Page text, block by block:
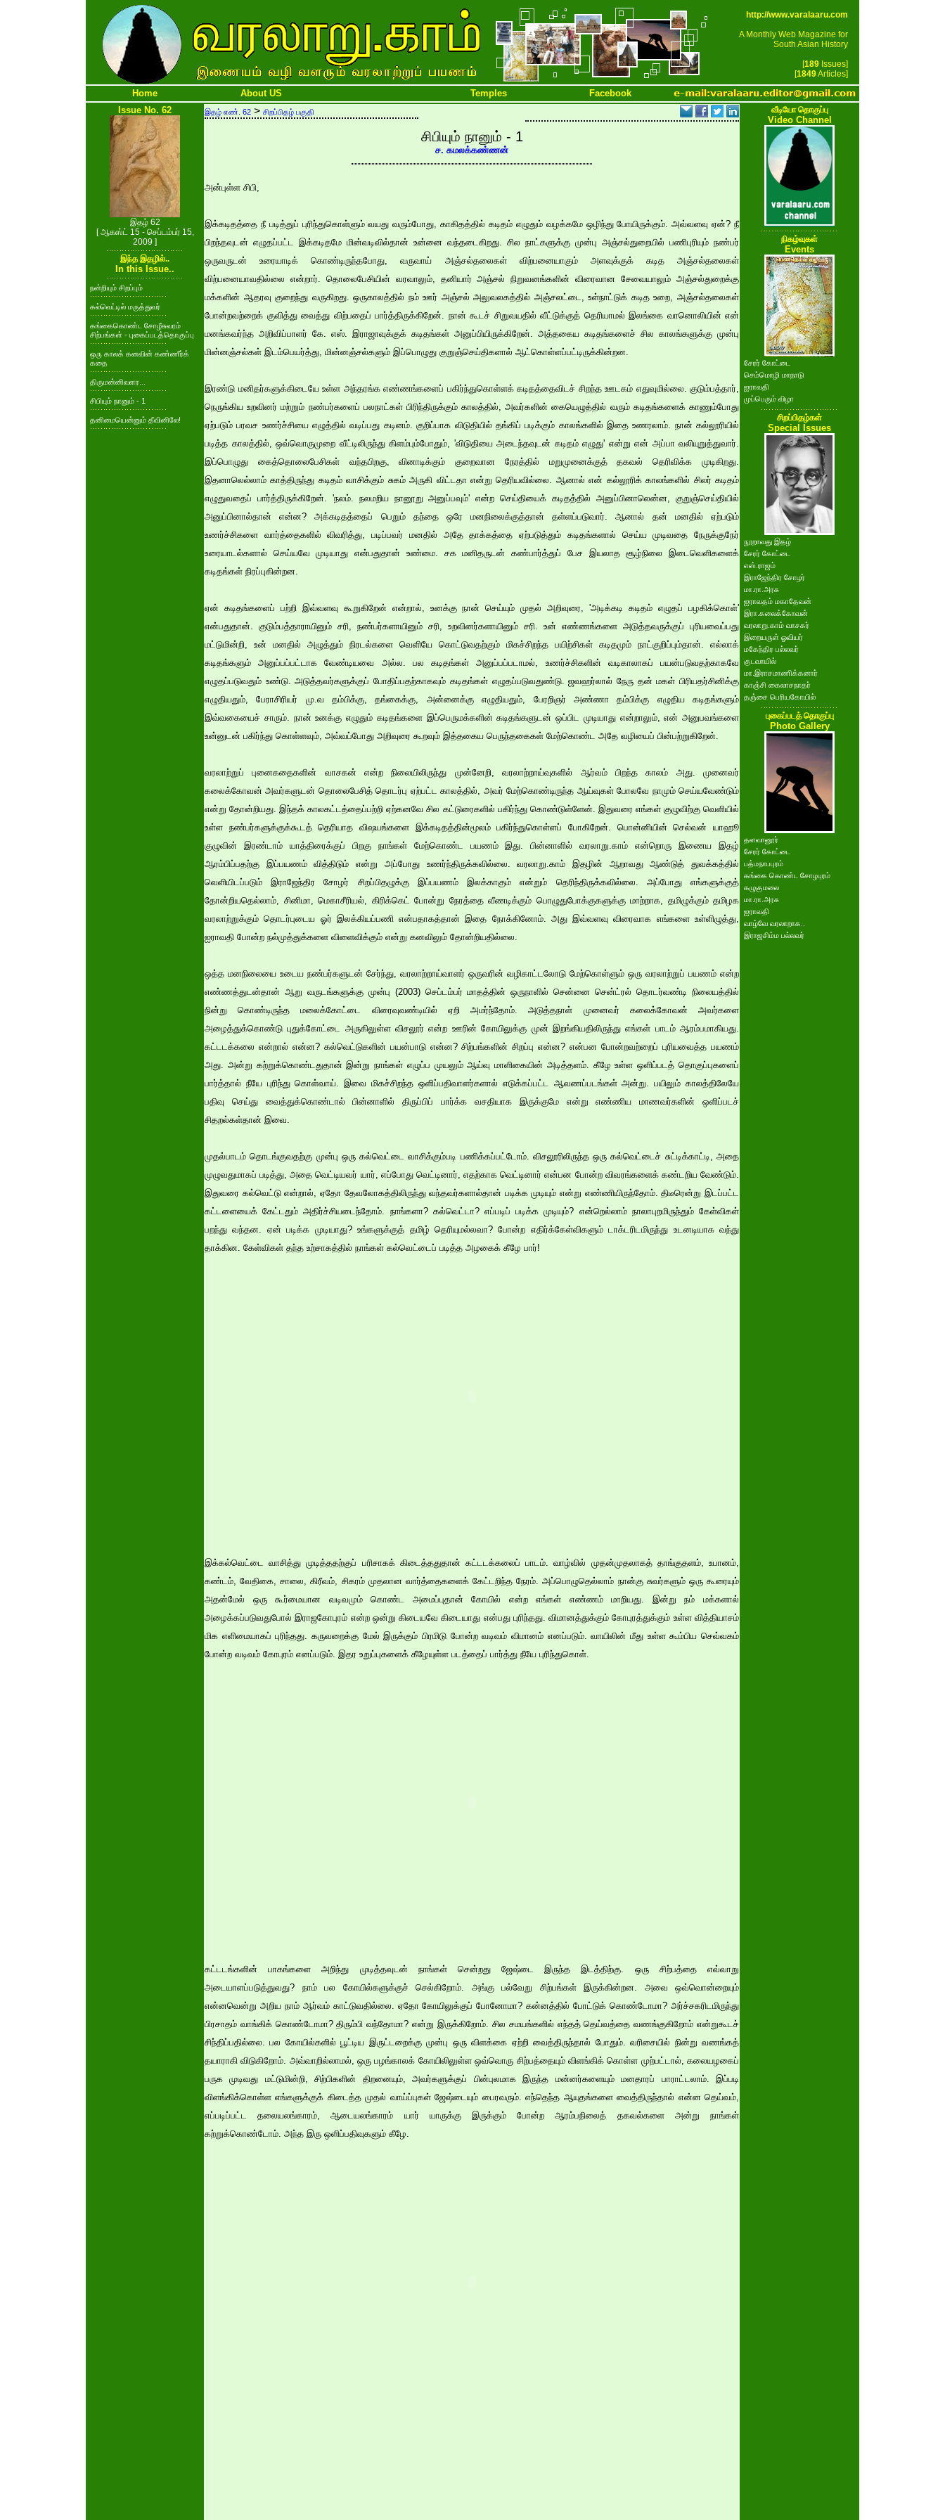
http://www.varalaaru.com
A Monthly Web Magazine for
South Asian History
[189Issues]
[1849Articles]
Home About US Temples
Facebook
Issue No. 62
இதழ் 62
[ ஆகஸ்ட் 15 - செப்டம்பர் 15,
2009 ]
இந்த இதழில்..
In this Issue..
நன்றியும் சிறப்பும்
கல்வெட்டில் மருத்துவர்
கங்கைகொண்ட சோழீசுவரம்
சிற்பங்கள் - புகைப்படத்தொகுப்பு
ஒரு காலக் கனவின் கண்ணீர்க்
கதை
திருமன்னிவளர...
சிபியும் நானும் - 1
தனிமையென்னும் தீவினிலே!
இதழ் எண். 62 > சிறப்பிதழ் பகுதி
சிபியும் நானும் - 1
ச. கமலக்கண்ணன்
அன்புள்ள சிபி,
இக்கடிதத்தை நீ படித்துப் புரிந்துகொள்ளும் வயது வரும்போது, காகிதத்தில் கடிதம் எழுதும் வழக்கமே ஒழிந்து போயிருக்கும். அவ்வளவு ஏன்? நீ
பிறந்தவுடன் எழுதப்பட்ட இக்கடிதமே மின்வடிவில்தான் உன்னை வந்தடைகிறது. சில நாட்களுக்கு முன்பு அஞ்சல்துறையில் பணிபுரியும் நண்பர்
ஒருவருடன் உரையாடிக் கொண்டிருந்தபோது, வருவாய் அஞ்சல்தலைகள் விற்பனையாகும் அளவுக்குக் கடித அஞ்சல்தலைகள்
விற்பனையாவதில்லை என்றார். தொலைபேசியின் வரவாலும், தனியார் அஞ்சல் நிறுவனங்களின் விரைவான சேவையாலும் அஞ்சல்துறைக்கு
மக்களின் ஆதரவு குறைந்து வருகிறது. ஒருகாலத்தில் நம் ஊர் அஞ்சல் அலுவலகத்தில் அஞ்சலட்டை, உள்நாட்டுக் கடித உறை, அஞ்சல்தலைகள்
போன்றவற்றைக் குவித்து வைத்து விற்பதைப் பார்த்திருக்கிறேன். நான் கூடச் சிறுவயதில் வீட்டுக்குத் தெரியாமல் இலங்கை வானொலியின் என்
மனங்கவர்ந்த அறிவிப்பாளர் கே. எஸ். இராஜாவுக்குக் கடிதங்கள் அனுப்பியிருக்கிறேன். அத்தகைய கடிதங்களைச் சில காலங்களுக்கு முன்பு
மின்னஞ்சல்கள் இடம்பெயர்த்து, மின்னஞ்சல்களும் இப்பொழுது குறுஞ்செய்திகளால் ஆட்கொள்ளப்பட்டிருக்கின்றன.
இரண்டு மனிதர்களுக்கிடையே உள்ள அந்தரங்க எண்ணங்களைப் பகிர்ந்துகொள்ளக் கடிதத்தைவிடச் சிறந்த ஊடகம் எதுவுமில்லை. குடும்பத்தார்,
நெருங்கிய உறவினர் மற்றும் நண்பர்களைப் பலநாட்கள் பிரிந்திருக்கும் காலத்தில், அவர்களின் கையெழுத்தில் வரும் கடிதங்களைக் காணும்போது
ஏற்படும் பரவச உணர்ச்சியை எழுத்தில் வடிப்பது கடினம். குறிப்பாக விடுதியில் தங்கிப் படிக்கும் காலங்களில் இதை உணரலாம். நான் கல்லூரியில்
படித்த காலத்தில், ஒவ்வொருமுறை வீட்டிலிருந்து கிளம்பும்போதும், 'விடுதியை அடைந்தவுடன் கடிதம் எழுது' என்று என் அப்பா வலியுறுத்துவார்.
இப்பொழுது கைத்தொலைபேசிகள் வந்தபிறகு, வினாடிக்கும் குறைவான நேரத்தில் மறுமுனைக்குத் தகவல் தெரிவிக்க முடிகிறது.
இதனாலெல்லாம் காத்திருந்து கடிதம் வாசிக்கும் சுகம் அருகி விட்டதா என்று தெரியவில்லை. ஆனால் என் கல்லூரிக் காலங்களில் சிலர் கடிதம்
எழுதுவதைப் பார்த்திருக்கிறேன். 'நலம். நலமறிய நானூறு அனுப்பவும்' என்ற செய்தியைக் கடிதத்தில் அனுப்பினாலென்ன, குறுஞ்செய்தியில்
அனுப்பினால்தான் என்ன? அக்கடிதத்தைப் பெறும் தந்தை ஒரே மனநிலைக்குத்தான் தள்ளப்படுவார். ஆனால் தன் மனதில் ஏற்படும்
உணர்ச்சிகளை வார்த்தைகளில் விவரித்து, படிப்பவர் மனதில் அதே தாக்கத்தை ஏற்படுத்தும் கடிதங்களால் செய்ய முடிவதை நேருக்குநேர்
உரையாடல்களால் செய்யவே முடியாது என்பதுதான் உண்மை. சக மனிதருடன் கண்பார்த்துப் பேச இயலாத சூழ்நிலை இடைவெளிகளைக்
கடிதங்கள் நிரப்புகின்றன.
ஏன் கடிதங்களைப் பற்றி இவ்வளவு கூறுகிறேன் என்றால், உனக்கு நான் செய்யும் முதல் அறிவுரை, 'அடிக்கடி கடிதம் எழுதப் பழகிக்கொள்'
என்பதுதான். குடும்பத்தாராயினும் சரி, நண்பர்களாயினும் சரி, உறவினர்களாயினும் சரி. உன் எண்ணங்களை அடுத்தவருக்குப் புரியவைப்பது
மட்டுமின்றி, உன் மனதில் அழுத்தும் நிரடல்களை வெளியே கொட்டுவதற்கும் மிகச்சிறந்த பயிற்சிகள் கடிதமும் நாட்குறிப்பும்தான். எல்லாக்
கடிதங்களும் அனுப்பப்பட்டாக வேண்டியவை அல்ல. பல கடிதங்கள் அனுப்பப்படாமல், உணர்ச்சிகளின் வடிகாலாகப் பயன்படுவதற்காகவே
எழுதப்படுவதும் உண்டு. அடுத்தவர்களுக்குப் போதிப்பதற்காகவும் கடிதங்கள் எழுதப்படுவதுண்டு. ஜவஹர்லால் நேரு தன் மகள் பிரியதர்சினிக்கு
எழுதியதும், பேராசிரியர் மு.வ தம்பிக்கு, தங்கைக்கு, அன்னைக்கு எழுதியதும், பேரறிஞர் அண்ணா தம்பிக்கு எழுதிய கடிதங்களும்
இவ்வகையைச் சாரும். நான் உனக்கு எழுதும் கடிதங்களை இப்பெருமக்களின் கடிதங்களுடன் ஒப்பிட முடியாது என்றாலும், என் அனுபவங்களை
உன்னுடன் பகிர்ந்து கொள்ளவும், அவ்வப்போது அறிவுரை கூறவும் இத்தகைய பெருந்தகைகள் மேற்கொண்ட அதே வழியைப் பின்பற்றுகிறேன்.
வரலாற்றுப் புனைகதைகளின் வாசகன் என்ற நிலையிலிருந்து முன்னேறி, வரலாற்றாய்வுகளில் ஆர்வம் பிறந்த காலம் அது. முனைவர்
கலைக்கோவன் அவர்களுடன் தொலைபேசித் தொடர்பு ஏற்பட்ட காலத்தில், அவர் மேற்கொண்டிருந்த ஆய்வுகள் போலவே நாமும் செய்யவேண்டும்
என்று தோன்றியது. இந்தக் காலகட்டத்தைப்பற்றி ஏற்கனவே சில கட்டுரைகளில் பகிர்ந்து கொண்டுள்ளேன். இதுவரை எங்கள் குழுவிற்கு வெளியில்
உள்ள நண்பர்களுக்குக்கூடத் தெரியாத விஷயங்களை இக்கடிதத்தின்மூலம் பகிர்ந்துகொள்ளப் போகிறேன். பொன்னியின் செல்வன் யாஹூ
குழுவின் இரண்டாம் யாத்திரைக்குப் பிறகு நாங்கள் மேற்கொண்ட பயணம் இது. பின்னாளில் வரலாறு.காம் என்றொரு இணைய இதழ்
ஆரம்பிப்பதற்கு இப்பயணம் வித்திடும் என்று அப்போது உணர்ந்திருக்கவில்லை. வரலாறு.காம் இதழின் ஆறாவது ஆண்டுத் துவக்கத்தில்
வெளியிடப்படும் இராஜேந்திர சோழர் சிறப்பிதழுக்கு இப்பயணம் இலக்காகும் என்றும் தெரிந்திருக்கவில்லை. அப்போது எங்களுக்குத்
தோன்றியதெல்லாம், சினிமா, மெகாசீரியல், கிரிக்கெட் போன்று நேரத்தை வீணடிக்கும் பொழுதுபோக்குகளுக்கு மாற்றாக, தமிழுக்கும் தமிழக
வரலாற்றுக்கும் தொடர்புடைய ஓர் இலக்கியப்பணி என்பதாகத்தான் இதை நோக்கினோம். அது இவ்வளவு விரைவாக எங்களை உள்ளிழுத்து,
ஐராவதி போன்ற நல்முத்துக்களை விளைவிக்கும் என்று கனவிலும் தோன்றியதில்லை.
ஒத்த மனநிலையை உடைய நண்பர்களுடன் சேர்ந்து, வரலாற்றாய்வாளர் ஒருவரின் வழிகாட்டலோடு மேற்கொள்ளும் ஒரு வரலாற்றுப் பயணம் என்ற
எண்ணத்துடன்தான் ஆறு வருடங்களுக்கு முன்பு (2003) செப்டம்பர் மாதத்தின் ஒருநாளில் சென்னை சென்ட்ரல் தொடர்வண்டி நிலையத்தில்
நின்று கொண்டிருந்த மலைக்கோட்டை விரைவுவண்டியில் ஏறி அமர்ந்தோம். அடுத்தநாள் முனைவர் கலைக்கோவன் அவர்களை
அழைத்துக்கொண்டு புதுக்கோட்டை அருகிலுள்ள விசலூர் என்ற ஊரின் கோயிலுக்கு முன் இறங்கியதிலிருந்து எங்கள் பாடம் ஆரம்பமாகியது.
கட்டடக்கலை என்றால் என்ன? கல்வெட்டுகளின் பயன்பாடு என்ன? சிற்பங்களின் சிறப்பு என்ன? என்பன போன்றவற்றைப் புரியவைத்த பயணம்
அது. அன்று கற்றுக்கொண்டதுதான் இன்று நாங்கள் எழுப்ப முயலும் ஆய்வு மாளிகையின் அடித்தளம். கீழே உள்ள ஒளிப்படத் தொகுப்புகளைப்
பார்த்தால் நீயே புரிந்து கொள்வாய். இவை மிகச்சிறந்த ஒளிப்பதிவாளர்களால் எடுக்கப்பட்ட ஆவணப்படங்கள் அன்று. பயிலும் காலத்திலேயே
பதிவு செய்து வைத்துக்கொண்டால் பின்னாளில் திருப்பிப் பார்க்க வசதியாக இருக்குமே என்று எண்ணிய மாணவர்களின் ஒளிப்படச்
சிதறல்கள்தான் இவை.
முதல்பாடம் தொடங்குவதற்கு முன்பு ஒரு கல்வெட்டை வாசிக்கும்படி பணிக்கப்பட்டோம். விசலூரிலிருந்த ஒரு கல்வெட்டைச் சுட்டிக்காட்டி, அதை
முழுவதுமாகப் படித்து, அதை வெட்டியவர் யார், எப்போது வெட்டினார், எதற்காக வெட்டினார் என்பன போன்ற விவரங்களைக் கண்டறிய வேண்டும்.
இதுவரை கல்வெட்டு என்றால், ஏதோ தேவலோகத்திலிருந்து வந்தவர்களால்தான் படிக்க முடியும் என்று எண்ணியிருந்தோம். திடீரென்று இடப்பட்ட
கட்டளையைக் கேட்டதும் அதிர்ச்சியடைந்தோம். நாங்களா? கல்வெட்டா? எப்படிப் படிக்க முடியும்? என்றெல்லாம் நாலாபுறமிருந்தும் கேள்விகள்
பறந்து வந்தன. ஏன் படிக்க முடியாது? உங்களுக்குத் தமிழ் தெரியுமல்லவா? போன்ற எதிர்க்கேள்விகளும் டாக்டரிடமிருந்து உடனடியாக வந்து
தாக்கின. கேள்விகள் தந்த உற்சாகத்தில் நாங்கள் கல்வெட்டைப் படித்த அழகைக் கீழே பார்!
இக்கல்வெட்டை வாசித்து முடித்ததற்குப் பரிசாகக் கிடைத்ததுதான் கட்டடக்கலைப் பாடம். வாழ்வில் முதன்முதலாகத் தாங்குதளம், உபானம்,
கண்டம், வேதிகை, சாலை, கிரீவம், சிகரம் முதலான வார்த்தைகளைக் கேட்டறிந்த நேரம். அப்பொழுதெல்லாம் நான்கு சுவர்களும் ஒரு கூரையும்
அதன்மேல் ஒரு கூர்மையான வடிவமும் கொண்ட அமைப்புதான் கோயில் என்ற எங்கள் எண்ணம் மாறியது. இன்று நம் மக்களால்
அழைக்கப்படுவதுபோல் இராஜகோபுரம் என்ற ஒன்று கிடையவே கிடையாது என்பது புரிந்தது. விமானத்துக்கும் கோபுரத்துக்கும் உள்ள வித்தியாசம்
மிக எளிமையாகப் புரிந்தது. கருவறைக்கு மேல் இருக்கும் பிரமிடு போன்ற வடிவம் விமானம் எனப்படும். வாயிலின் மீது உள்ள கூம்பிய செவ்வகம்
போன்ற வடிவம் கோபுரம் எனப்படும். இதர உறுப்புகளைக் கீழேயுள்ள படத்தைப் பார்த்து நீயே புரிந்துகொள்.
கட்டடங்களின் பாகங்களை அறிந்து முடித்தவுடன் நாங்கள் சென்றது ஜேஷ்டை இருந்த இடத்திற்கு. ஒரு சிற்பத்தை எவ்வாறு
அடையாளப்படுத்துவது? நாம் பல கோயில்களுக்குச் செல்கிறோம். அங்கு பல்வேறு சிற்பங்கள் இருக்கின்றன. அவை ஒவ்வொன்றையும்
என்னவென்று அறிய நாம் ஆர்வம் காட்டுவதில்லை. ஏதோ கோயிலுக்குப் போனோமா? கன்னத்தில் போட்டுக் கொண்டோமா? அர்ச்சகரிடமிருந்து
பிரசாதம் வாங்கிக் கொண்டோமா? திரும்பி வந்தோமா? என்று இருக்கிறோம். சில சமயங்களில் எந்தத் தெய்வத்தை வணங்குகிறோம் என்றுகூடச்
சிந்திப்பதில்லை. பல கோயில்களில் பூட்டிய இருட்டறைக்கு முன்பு ஒரு விளக்கை ஏற்றி வைத்திருந்தால் போதும். வரிசையில் நின்று வணங்கத்
தயாராகி விடுகிறோம். அவ்வாறில்லாமல், ஒரு பழங்காலக் கோயிலிலுள்ள ஒவ்வொரு சிற்பத்தையும் விளங்கிக் கொள்ள முற்பட்டால், கலையழகைப்
பருக முடிவது மட்டுமின்றி, சிற்பிகளின் திறனையும், அவர்களுக்குப் பின்புலமாக இருந்த மன்னர்களையும் மனதாரப் பாராட்டலாம். இப்படி
விளங்கிக்கொள்ள எங்களுக்குக் கிடைத்த முதல் வாய்ப்புகள் ஜேஷ்டையும் பைரவரும். எந்தெந்த ஆயுதங்களை வைத்திருந்தால் என்ன தெய்வம்,
எப்படிப்பட்ட தலையலங்காரம், ஆடையலங்காரம் யார் யாருக்கு இருக்கும் போன்ற ஆரம்பநிலைத் தகவல்களை அன்று நாங்கள்
கற்றுக்கொண்டோம். அந்த இரு ஒளிப்பதிவுகளும் கீழே.
வீடியோ தொகுப்பு
Video Channel
நிகழ்வுகள்
Events
சேரர் கோட்டை
செம்மொழி மாநாடு
ஐராவதி
முப்பெரும் விழா
சிறப்பிதழ்கள்
Special Issues
நூறாவது இதழ்
சேரர் கோட்டை
எஸ்.ராஜம்
இராஜேந்திர சோழர்
மா.ரா.அரசு
ஐராவதம் மகாதேவன்
இரா.கலைக்கோவன்
வரலாறு.காம் வாசகர்
இறையருள் ஓவியர்
மகேந்திர பல்லவர்
குடவாயில்
மா.இராசமாணிக்கனார்
காஞ்சி கைலாசநாதர்
தஞ்சை பெரியகோயில்
புகைப்படத் தொகுப்பு
Photo Gallery
தளவானூர்
சேரர் கோட்டை
பத்மநாபபுரம்
கங்கை கொண்ட சோழபுரம்
கழுகுமலை
மா.ரா.அரசு
ஐராவதி
வாழ்வே வரலாறாக..
இராஜசிம்ம பல்லவர்